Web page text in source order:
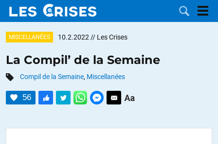
LES
MISCELLANÉES 10.2.2022 // Les Crises
La Compil’ de la Semaine
Compil de la Semaine, Miscellanées
56